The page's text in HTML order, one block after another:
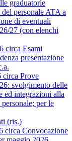
graduatorie
personale ATA a
di eventuali
27 (con elenchi
circa Esami
presentazione
circa Prove
svolgimento delle
ed integrazioni alla
per le
(ris.)
circa Convocazione